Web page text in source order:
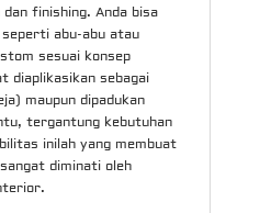
finishing. Anda bisa
abu-abu atau
sesuai konsep
diaplikasikan sebagai
maupun dipadukan
tergantung kebutuhan
inilah yang membuat
diminati oleh